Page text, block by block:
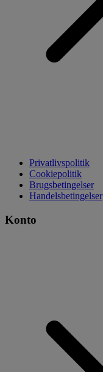
Privatlivspolitik
Cookiepolitik
Brugsbetingelser
Handelsbetingelser
Konto